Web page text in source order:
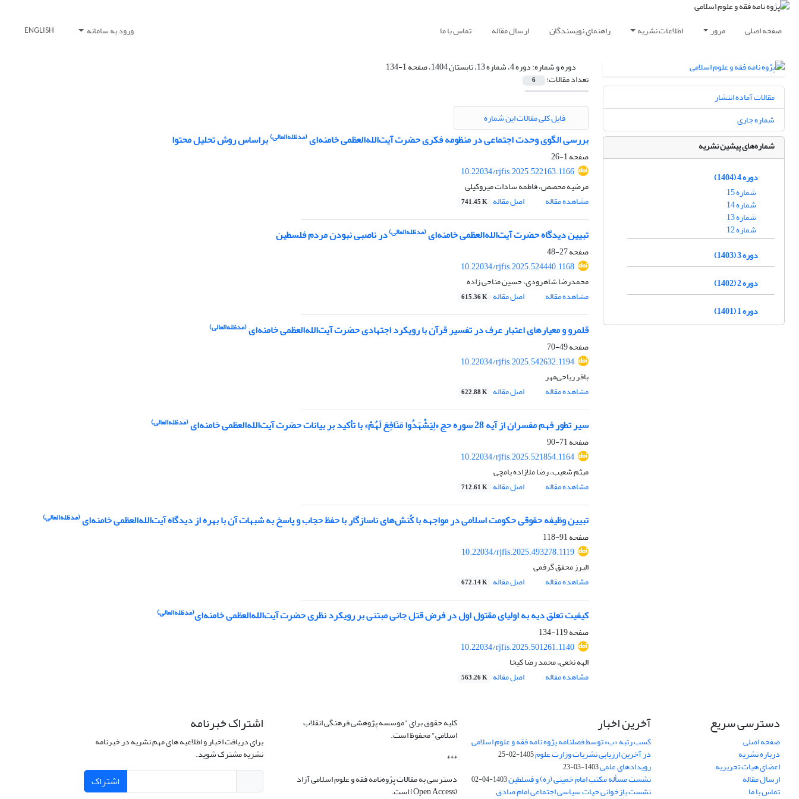
صفحه اصلی مرور اطلاعات نشریه راهنمای نویسندگان ارسال مقاله تماس با ما ورود به سامانه ENGLISH
دوره و شماره:دوره 4، شماره 13، تابستان 1404، صفحه 1-134
تعداد مقالات: 6
فایل کلی مقالات این شماره
بررسی الگوی وحدت اجتماعی در منظومه فکری حضرت آیت‌الله‌العظمی خامنه‌ای(مدظله‌العالی)براساس روش تحلیل محتوا
صفحه1-26
10.22034/rjfis.2025.522163.1166
مرضیه محصص، فاطمه سادات میروکیلی
مشاهده مقاله
اصل مقاله 741.45 K
تبیین دیدگاه حضرت آیت‌الله‌العظمی خامنه‌ای(مدظله‌العالی)در ناصبی نبودن مردم فلسطین
صفحه27-48
10.22034/rjfis.2025.524440.1168
محمدرضا شاهرودی، حسین مناحی زاده
مشاهده مقاله
اصل مقاله 615.36 K
قلمرو و معیارهای اعتبار عرف در تفسیر قرآن با رویکرد اجتهادی حضرت آیت‌الله‌العظمی خامنه‌ای(مدظله‌العالی)
صفحه49-70
10.22034/rjfis.2025.542632.1194
باقر ریاحی‌مهر
مشاهده مقاله
اصل مقاله 622.88 K
سیر تطور فهم مفسران از آیه 28 سوره حج «لِیَشْهَدُوا مَنَافِعَ لَهُمْ» با تأکید بر بیانات حضرت آیت‌الله‌العظمی خامنه‌ای (مدظله‌العالی)
صفحه71-90
10.22034/rjfis.2025.521854.1164
میثم شعیب، رضا ملازاده یامچی
مشاهده مقاله
اصل مقاله 712.61 K
تبیین وظیفه حقوقی حکومت اسلامی در مواجهه با کُنش‌های ناسازگار با حفظ حجاب و پاسخ به شبهات آن با بهره از دیدگاه آیت‌الله‌العظمی خامنه‌ای(مدظله‌العالی)
صفحه91-118
10.22034/rjfis.2025.493278.1119
البرز محقق گرفمی
مشاهده مقاله
اصل مقاله 672.14 K
کیفیت تعلق دیه به اولیای مقتول اول در فرض قتل جانی مبتنی بر رویکرد نظری حضرت آیت‌الله‌العظمی خامنه‌ای(مدظله‌العالی)
صفحه119-134
10.22034/rjfis.2025.501261.1140
الهه نخعی، محمد رضا کیخا
مشاهده مقاله
اصل مقاله 563.26 K
مقالات آماده انتشار
شماره جاری
شماره‌های پیشین نشریه
دوره 4 (1404)
شماره 15
شماره 14
شماره 13
شماره 12
دوره 3 (1403)
دوره 2 (1402)
دوره 1 (1401)
دسترسی سریع
صفحه اصلی
درباره نشریه
اعضای هیات تحریریه
ارسال مقاله
تماس با ما
آخرین اخبار
کسب رتبه «ب» توسط فصلنامه پژوه نامه فقه و علوم اسلامی
در آخرین ارزیابی نشریات وزارت علوم1405-02-25
رویدادهای علمی1403-03-23
نشست مسأله مکتب امام خمینی (ره) و فسلطین1403-04-02
نشست بازخوانی حیات سیاسی اجتماعی امام صادق
کلیه حقوق برای "موسسه پژوهشی فرهنگی انقلاب
اسلامی" محفوظ است.
***
دسترسی به مقالات پژوه‌نامه فقه و علوم اسلامی آزاد
(Open Access) است.
اشتراک خبرنامه
برای دریافت اخبار و اطلاعیه های مهم نشریه در خبرنامه
نشریه مشترک شوید.
اشتراک